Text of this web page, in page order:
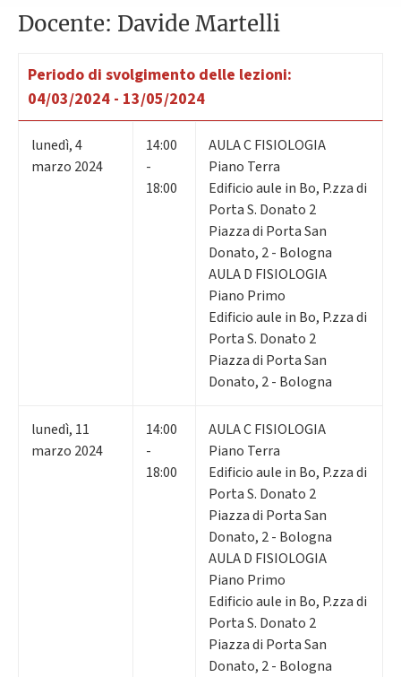
Docente: Davide Martelli
Periodo di svolgimento delle lezioni:
04/03/2024 - 13/05/2024
lunedì,4
marzo 2024
14:00
-
18:00
AULA C FISIOLOGIA
Piano Terra
Edificio aule in Bo, P.zza di
Porta S. Donato 2
Piazza di Porta San
Donato, 2 - Bologna
AULA D FISIOLOGIA
Piano Primo
Edificio aule in Bo, P.zza di
Porta S. Donato 2
Piazza di Porta San
Donato, 2 - Bologna
lunedì, 11
marzo 2024
14:00
-
18:00
AULA C FISIOLOGIA
Piano Terra
Edificio aule in Bo, P.zza di
Porta S. Donato 2
Piazza di Porta San
Donato, 2 - Bologna
AULA D FISIOLOGIA
Piano Primo
Edificio aule in Bo, P.zza di
Porta S. Donato 2
Piazza di Porta San
Donato, 2 - Bologna